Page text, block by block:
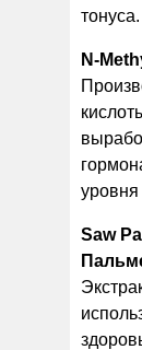
тонуса.
N-
уровня
Saw